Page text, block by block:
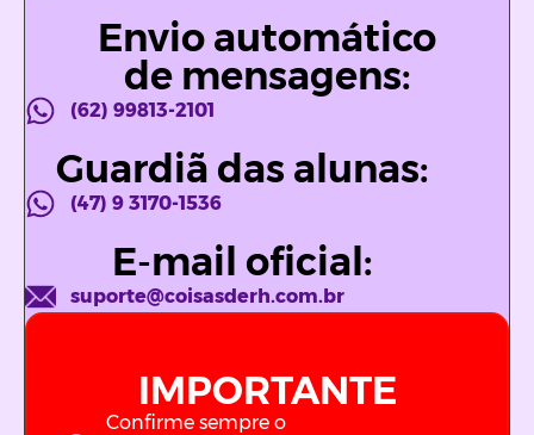
Envio automático
de mensagens:
(62) 99813-2101
Guardiã das alunas:
(47) 9 3170-1536
E-mail oficial:
suporte@coisasderh.com.br
IMPORTANTE
Confirme sempre o